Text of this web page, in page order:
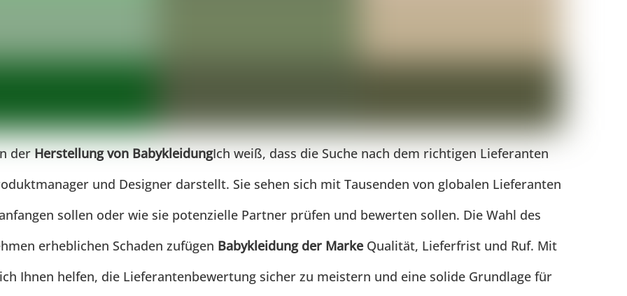
derHerstellung von BabykleidungIch weiß, dass die Suche nach dem richtigen Lieferanten
und Designer darstellt. Sie sehen sich mit Tausenden von globalen Lieferanten
sollen oder wie sie potenzielle Partner prüfen und bewerten sollen. Die Wahl des
erheblichen Schaden zufügen Babykleidung der MarkeQualität, Lieferfrist und Ruf. Mit
Ihnen helfen, die Lieferantenbewertung sicher zu meistern und eine solide Grundlage für